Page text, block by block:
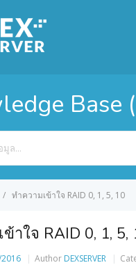
Base
ทำความเข้าใจ RAID 0, 1, 5, 10
าใจ RAID 0, 1, 5,
Author DEXSERVER